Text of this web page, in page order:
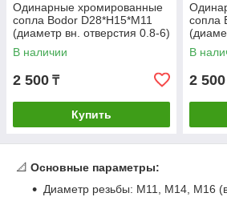
Одинарные хромированные
сопла Bodor D28*H15*М11
(диаметр вн. отверстия 0.8-6)
В наличии
2 500 ₸
Купить
сопла
В
2 500
📐 Основные параметры:
Диаметр резьбы: M11, M14, M16